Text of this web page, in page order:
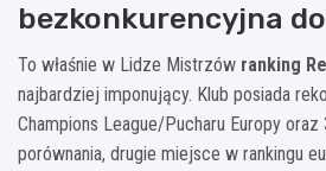
bezkonkurencyjna
To właśnie w Lidze Mistrzów ranking
najbardziej imponujący. Klub posiada
Champions League/Pucharu Europy oraz
porównania, drugie miejsce w rankingu